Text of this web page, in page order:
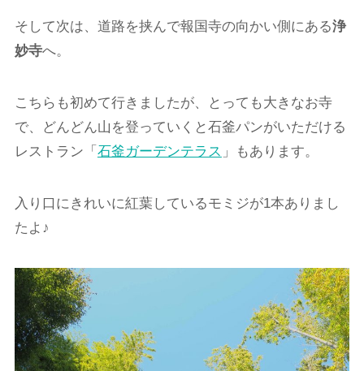
そして次は、道路を挟んで報国寺の向かい側にある浄
妙寺へ。
こちらも初めて行きましたが、とっても大きなお寺
で、どんどん山を登っていくと石釜パンがいただける
レストラン「 石釜ガーデンテラス 」もあります。
入り口にきれいに紅葉しているモミジが1本ありまし
たよ♪